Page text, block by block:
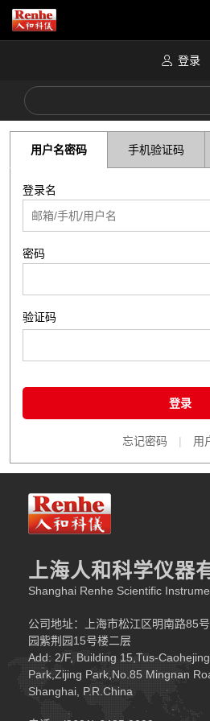
登录
用户名密码 手机验证码
登录名
密码
验证码
登录
忘记密码 | 用
上海人和科学仪器
Shanghai Renhe Scientific
公司地址：上海市松江区明南路85
园紫荆园15号楼二层
Add: 2/F, Building 15,Tus-
Park,Zijing Park,No.85 Mingnan
Shanghai, P.R.China